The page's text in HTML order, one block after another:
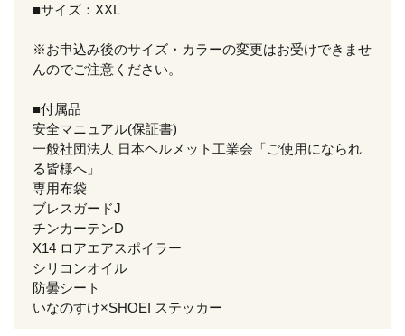
■サイズ：XXL
※お申込み後のサイズ・カラーの変更はお受けできませ
んのでご注意ください。
■付属品
安全マニュアル(保証書)
一般社団法人 日本ヘルメット工業会「ご使用になられ
る皆様へ」
専用布袋
ブレスガードJ
チンカーテンD
X14 ロアエアスポイラー
シリコンオイル
防曇シート
いなのすけ×SHOEI ステッカー